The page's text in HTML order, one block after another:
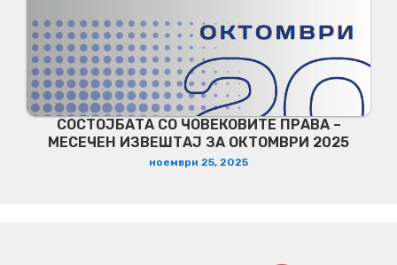
СОСТОЈБАТА СО ЧОВЕКОВИТЕ ПРАВА –
МЕСЕЧЕН ИЗВЕШТАЈ ЗА ОКТОМВРИ 2025
ноември 25, 2025